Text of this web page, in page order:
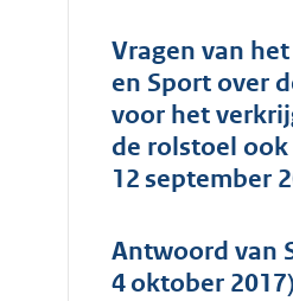
Vragen van
en Sport over
voor het
de rolstoel
12 september
Antwoord van
4 oktober